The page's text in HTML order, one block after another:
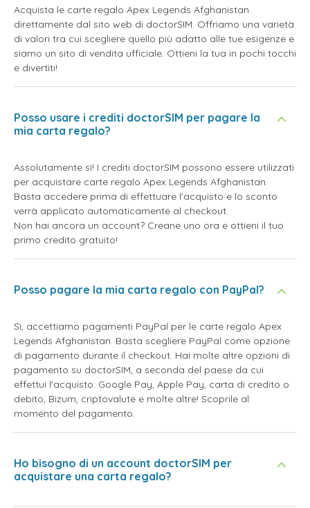
Acquista le carte regalo Apex Legends Afghanistan
direttamente dal sito web di doctorSIM. Offriamo una varietà
di valori tra cui scegliere quello più adatto alle tue esigenze e
siamo un sito di vendita ufficiale. Ottieni la tua in pochi tocchi
e divertiti!
Posso usare i crediti doctorSIM per pagare la
mia carta regalo?
Assolutamente sì! I crediti doctorSIM possono essere utilizzati
per acquistare carte regalo Apex Legends Afghanistan.
Basta accedere prima di effettuare l'acquisto e lo sconto
verrà applicato automaticamente al checkout.
Non hai ancora un account? Creane uno ora e ottieni il tuo
primo credito gratuito!
Posso pagare la mia carta regalo con PayPal?
Sì, accettiamo pagamenti PayPal per le carte regalo Apex
Legends Afghanistan. Basta scegliere PayPal come opzione
di pagamento durante il checkout. Hai molte altre opzioni di
pagamento su doctorSIM, a seconda del paese da cui
effettui l'acquisto: Google Pay, Apple Pay, carta di credito o
debito, Bizum, criptovalute e molte altre! Scoprile al
momento del pagamento.
Ho bisogno di un account doctorSIM per
acquistare una carta regalo?